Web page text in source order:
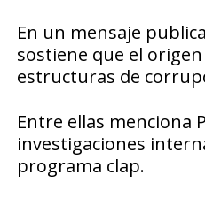
En un mensaje
sostiene que el
estructuras de
Entre ellas menciona
investigaciones
programa clap.